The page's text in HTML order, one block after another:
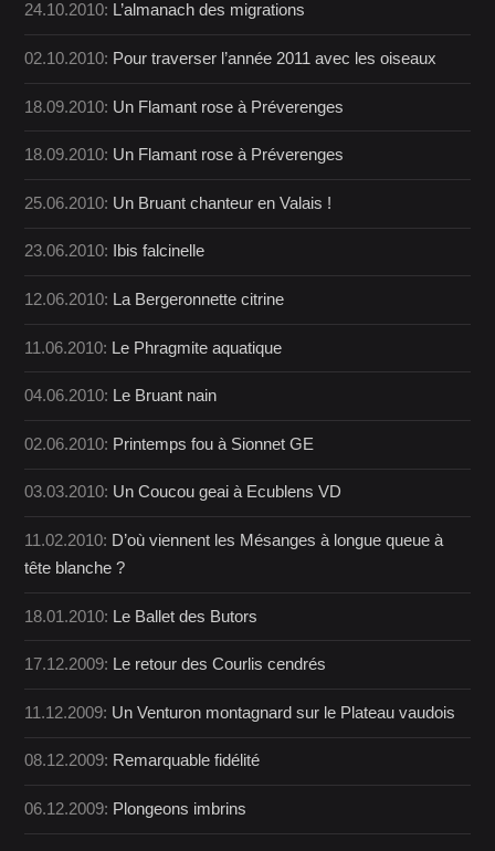
24.10.2010: L’almanach des migrations
02.10.2010: Pour traverser l’année 2011 avec les oiseaux
18.09.2010: Un Flamant rose à Préverenges
18.09.2010: Un Flamant rose à Préverenges
25.06.2010: Un Bruant chanteur en Valais !
23.06.2010: Ibis falcinelle
12.06.2010: La Bergeronnette citrine
11.06.2010: Le Phragmite aquatique
04.06.2010: Le Bruant nain
02.06.2010: Printemps fou à Sionnet GE
03.03.2010: Un Coucou geai à Ecublens VD
11.02.2010: D’où viennent les Mésanges à longue queue à
tête blanche ?
18.01.2010: Le Ballet des Butors
17.12.2009: Le retour des Courlis cendrés
11.12.2009: Un Venturon montagnard sur le Plateau vaudois
08.12.2009: Remarquable fidélité
06.12.2009: Plongeons imbrins